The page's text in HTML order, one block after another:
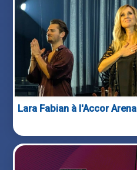
Lara Fabian à l'Accor Arena